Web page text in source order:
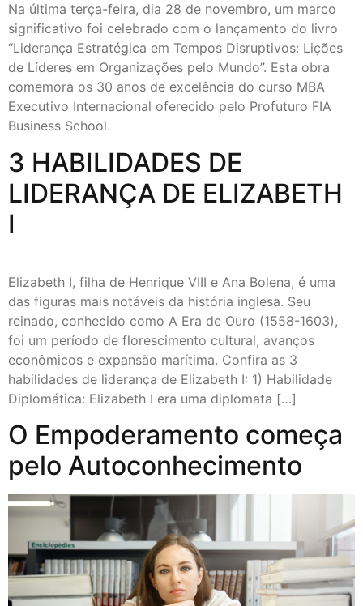
Na última terça-feira, dia 28 de novembro, um marco
significativo foi celebrado com o lançamento do livro
“Liderança Estratégica em Tempos Disruptivos: Lições
de Líderes em Organizações pelo Mundo”. Esta obra
comemora os 30 anos de excelência do curso MBA
Executivo Internacional oferecido pelo Profuturo FIA
Business School.
3 HABILIDADES DE
LIDERANÇA DE ELIZABETH
I
Elizabeth I, filha de Henrique VIII e Ana Bolena, é uma
das figuras mais notáveis da história inglesa. Seu
reinado, conhecido como A Era de Ouro (1558-1603),
foi um período de florescimento cultural, avanços
econômicos e expansão marítima. Confira as 3
habilidades de liderança de Elizabeth I:⁠ 1) Habilidade
Diplomática: Elizabeth I era uma diplomata […]
O Empoderamento começa
pelo Autoconhecimento